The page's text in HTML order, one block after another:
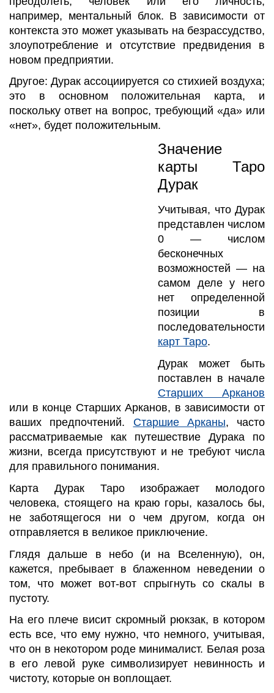
например, ментальный блок. В зависимости от
контекста это может указывать на безрассудство,
злоупотребление и отсутствие предвидения в
новом предприятии.
Другое: Дурак ассоциируется со стихией воздуха;
это в основном положительная карта, и
поскольку ответ на вопрос, требующий «да» или
«нет», будет положительным.
Значение
карты Таро
Дурак
Учитывая, что Дурак
представлен числом
0 — числом
бесконечных
возможностей — на
самом деле у него
нет определенной
позиции в
последовательности
карт Таро.
Дурак может быть
поставлен в начале
Старших Арканов
или в конце Старших Арканов, в зависимости от
ваших предпочтений. Старшие Арканы, часто
рассматриваемые как путешествие Дурака по
жизни, всегда присутствуют и не требуют числа
для правильного понимания.
Карта Дурак Таро изображает молодого
человека, стоящего на краю горы, казалось бы,
не заботящегося ни о чем другом, когда он
отправляется в великое приключение.
Глядя дальше в небо (и на Вселенную), он,
кажется, пребывает в блаженном неведении о
том, что может вот-вот спрыгнуть со скалы в
пустоту.
На его плече висит скромный рюкзак, в котором
есть все, что ему нужно, что немного, учитывая,
что он в некотором роде минималист. Белая роза
в его левой руке символизирует невинность и
чистоту, которые он воплощает.